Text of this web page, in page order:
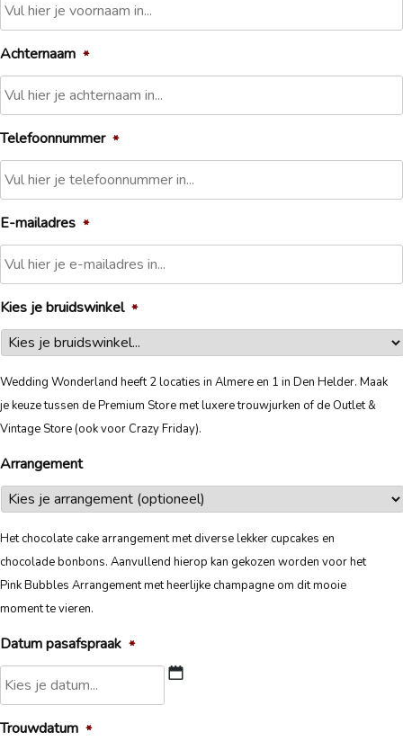
Achternaam *
Telefoonnummer *
E-mailadres *
Kies je bruidswinkel *
Wedding Wonderland heeft 2 locaties in Almere en 1 in Den Helder. Maak
je keuze tussen de Premium Store met luxere trouwjurken of de Outlet &
Vintage Store (ook voor Crazy Friday).
Arrangement
Het chocolate cake arrangement met diverse lekker cupcakes en
chocolade bonbons. Aanvullend hierop kan gekozen worden voor het
Pink Bubbles Arrangement met heerlijke champagne om dit mooie
moment te vieren.
Datum pasafspraak *
slash
Trouwdatum *